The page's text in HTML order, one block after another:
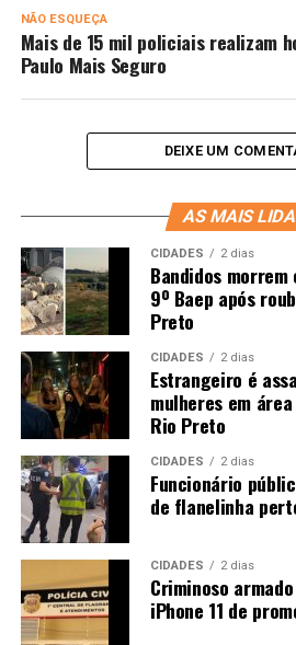
NÃO ESQUEÇA
Mais de 15 mil policiais realizam
Paulo Mais Seguro
DEIXE UM
AS MAIS
CIDADES 2 dias
Bandidos
9º Baep após
Preto
CIDADES 2 dias
Estrangeiro é
mulheres em
Rio Preto
CIDADES 2 dias
Funcionário
de flanelinha
CIDADES 2 dias
Criminoso
iPhone 11 de